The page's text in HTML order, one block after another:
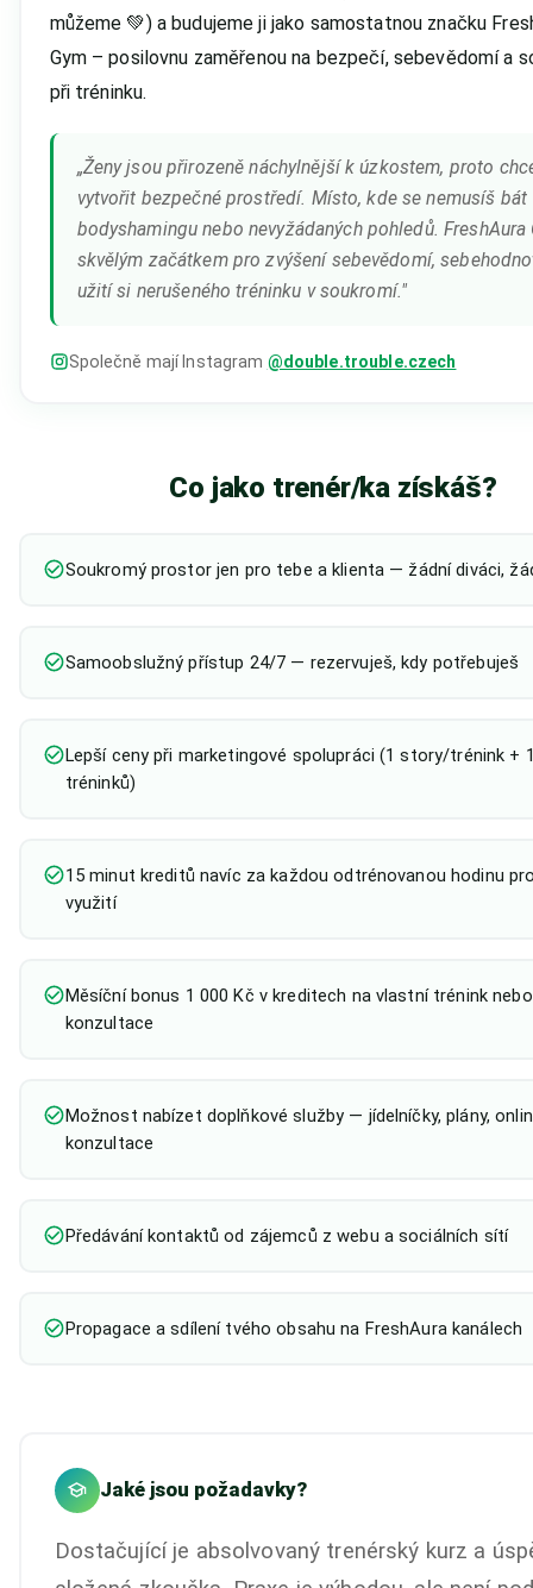
můžeme 💚) a budujeme ji jako samostatnou značku
Gym – posilovnu zaměřenou na bezpečí, sebevědomí a
při tréninku.
„Ženy jsou přirozeně náchylnější k úzkostem, proto
vytvořit bezpečné prostředí. Místo, kde se nemusíš bát
bodyshamingu nebo nevyžádaných pohledů. FreshAura
skvělým začátkem pro zvýšení sebevědomí,
užití si nerušeného tréninku v soukromí."
Společně mají Instagram @double.trouble.czech
Co jako trenér/ka získáš?
Soukromý prostor jen pro tebe a klienta — žádní diváci,
Samoobslužný přístup 24/7 — rezervuješ, kdy potřebuješ
Lepší ceny při marketingové spolupráci (1 story/trénink +
tréninků)
15 minut kreditů navíc za každou odtrénovanou hodinu
využití
Měsíční bonus 1 000 Kč v kreditech na vlastní trénink nebo
konzultace
Možnost nabízet doplňkové služby — jídelníčky, plány,
konzultace
Předávání kontaktů od zájemců z webu a sociálních sítí
Propagace a sdílení tvého obsahu na FreshAura kanálech
Jaké jsou požadavky?
Dostačující je absolvovaný trenérský kurz a